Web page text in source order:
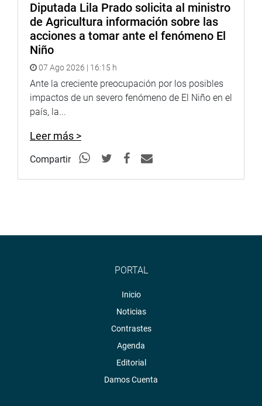
Diputada Lila Prado solicita al ministro
de Agricultura información sobre las
acciones a tomar ante el fenómeno El
Niño
07 Ago 2026 | 16:15 h
Ante la creciente preocupación por los posibles
impactos de un severo fenómeno de El Niño en el
país, la...
Leer más >
Compartir
PORTAL
Inicio
Noticias
Contrastes
Agenda
Editorial
Damos Cuenta